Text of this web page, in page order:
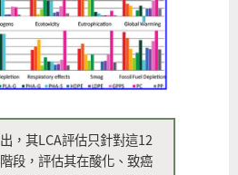
，其LCA評估只針對這12
段，評估其在酸化、致癌